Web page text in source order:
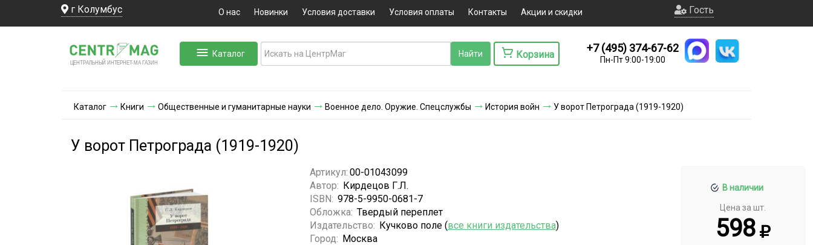
г Колумбус О нас Новинки Условия доставки Условия оплаты Контакты Акции и скидки Гость
ЦЕНТРАЛЬНЫЙ ИНТЕРНЕТ-МА ГАЗИН
Каталог Корзина
+7 (495) 374-67-62
Пн-Пт 9:00-19:00
Каталог Книги Общественные и гуманитарные науки Военное дело. Оружие. Спецслужбы История войн У ворот Петрограда (1919-1920)
У ворот Петрограда (1919-1920)
В наличии
Цена за шт.
598
Артикул: 00-01043099
Автор: Кирдецов Г.Л.
ISBN: 978-5-9950-0681-7
Обложка: Твердый переплет
Издательство: Кучково поле (все книги издательства)
Город: Москва